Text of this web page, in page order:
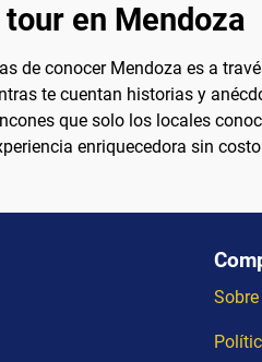
en Mendoza
de conocer Mendoza es a
te cuentan historias y
que solo los locales
enriquecedora sin